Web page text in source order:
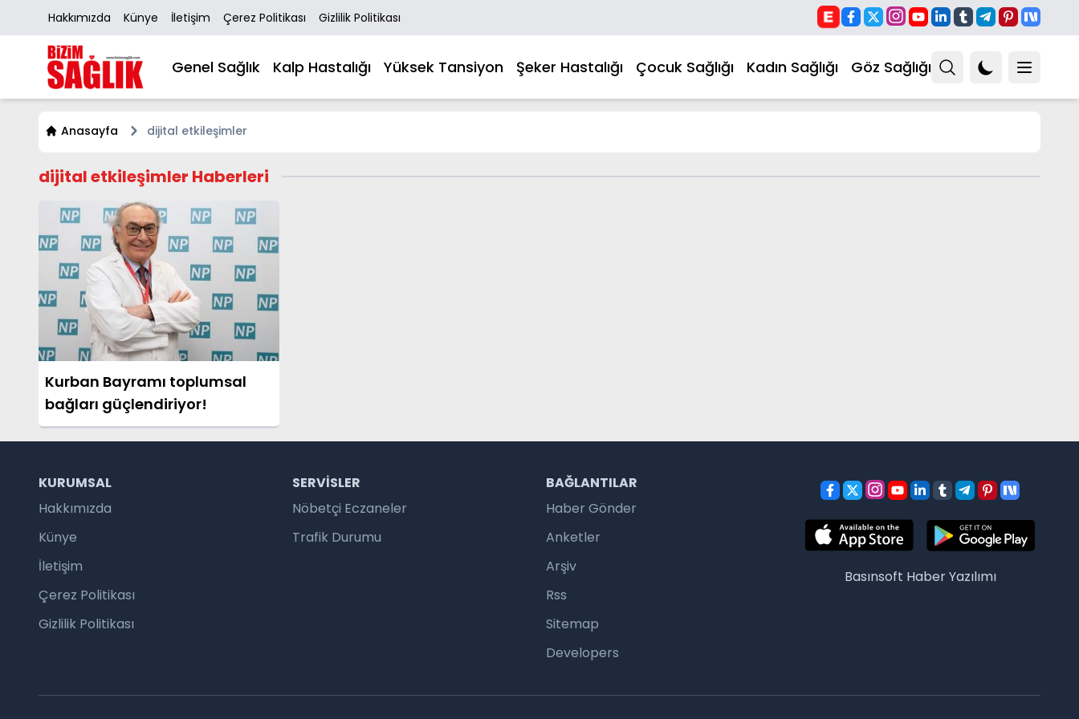
Hakkımızda Künye İletişim Çerez Politikası Gizlilik Politikası
Genel Sağlık Kalp Hastalığı Yüksek Tansiyon Şeker Hastalığı Çocuk Sağlığı Kadın Sağlığı Göz Sağlığı
Anasayfa dijital etkileşimler
dijital etkileşimler Haberleri
Kurban Bayramı toplumsal
bağları güçlendiriyor!
KURUMSAL
Hakkımızda
Künye
İletişim
Çerez Politikası
Gizlilik Politikası
SERVISLER
Nöbetçi Eczaneler
Trafik Durumu
BAĞLANTILAR
Haber Gönder
Anketler
Arşiv
Rss
Sitemap
Developers
Basınsoft Haber Yazılımı